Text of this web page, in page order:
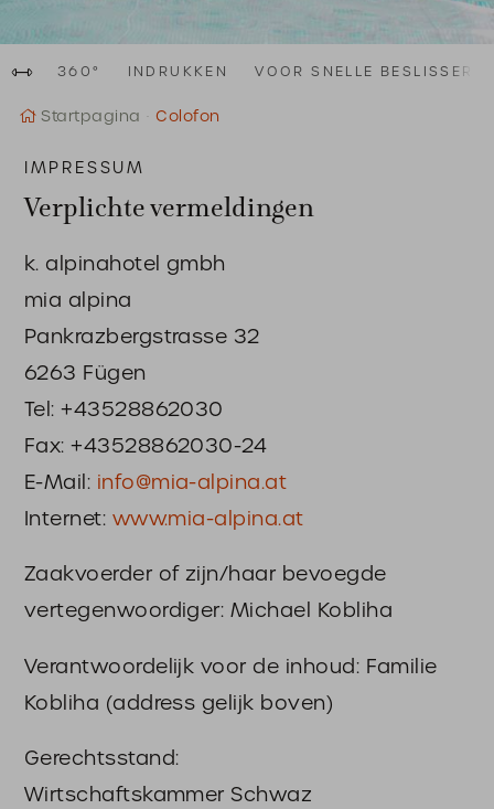
360° INDRUKKEN VOOR SNELLE BESLISSERS
Startpagina Colofon
IMPRESSUM
Verplichte vermeldingen
k. alpinahotel gmbh
mia alpina
Pankrazbergstrasse 32
6263 Fügen
Tel: +43528862030
Fax: +43528862030-24
E-Mail: info@mia-alpina.at
Internet: www.mia-alpina.at
Zaakvoerder of zijn/haar bevoegde
vertegenwoordiger: Michael Kobliha
Verantwoordelijk voor de inhoud: Familie
Kobliha (address gelijk boven)
Gerechtsstand:
Wirtschaftskammer Schwaz